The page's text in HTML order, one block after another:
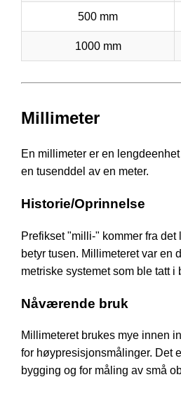
500 mm
1000 mm
Millimeter
En millimeter er en
en tusenddel av en meter.
Historie/Oprinnelse
Prefikset "milli-" kommer fra
betyr tusen. Millimeteret var en
metriske systemet som ble tatt i
Nåværende bruk
Millimeteret brukes mye innen
for høypresisjonsmålinger. Det
bygging og for måling av små